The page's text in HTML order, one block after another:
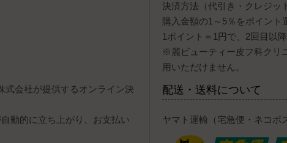
式会社が提供するオンライン決
動的に立ち上がり、お支払い
決済方法（代引き・クレジッ
購入金額の1～5％をポイント
1ポイント＝1円で、2回目以
※麗ビューティー皮フ科クリ
用いただけません。
配送・送料について
ヤマト運輸（宅急便・ネコポ